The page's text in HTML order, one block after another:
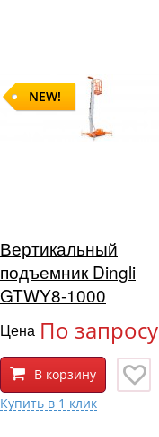
NEW!
Вертикальный
подъемник Dingli
GTWY8-1000
Цена По запросу
В корзину